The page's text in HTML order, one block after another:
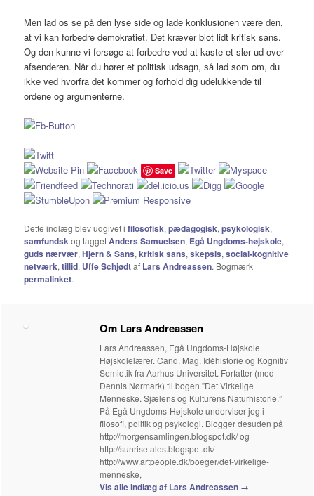
Men lad os se på den lyse side og lade konklusionen være den,
at vi kan forbedre demokratiet. Det kræver blot lidt kritisk sans.
Og den kunne vi forsøge at forbedre ved at kaste et slør ud over
afsenderen. Når du hører et politisk udsagn, så lad som om, du
ikke ved hvorfra det kommer og forhold dig udelukkende til
ordene og argumenterne.
Save
Dette indlæg blev udgivet ifilosofisk,pædagogisk,psykologisk,
samfundskog taggetAnders Samuelsen, Egå Ungdoms-højskole,
guds nærvær,Hjern & Sans,kritisk sans,skepsis,social-kognitive
netværk,tillid, Uffe Schjødtaf Lars Andreassen. Bogmærk
permalinket.
Om Lars Andreassen
Lars Andreassen, Egå Ungdoms-Højskole.
Højskolelærer. Cand. Mag. Idéhistorie og Kognitiv
Semiotik fra Aarhus Universitet. Forfatter (med
Dennis Nørmark) til bogen ”Det Virkelige
Menneske. Sjælens og Kulturens Naturhistorie.”
På Egå Ungdoms-Højskole underviser jeg i
filosofi, politik og psykologi. Blogger desuden på
http://morgensamlingen.blogspot.dk/ og
http://sunrisetales.blogspot.dk/
http://www.artpeople.dk/boeger/det-virkelige-
menneske,
Vis alle indlæg af Lars Andreassen →